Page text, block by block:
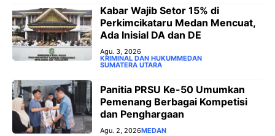
‎Kabar Wajib Setor 15% di
Perkimcikataru Medan Mencuat,
Ada Inisial DA dan DE
Agu. 3, 2026
KRIMINAL DAN HUKUMMEDAN
SUMATERA UTARA
Panitia PRSU Ke-50 Umumkan
Pemenang Berbagai Kompetisi
dan Penghargaan
Agu. 2, 2026MEDAN